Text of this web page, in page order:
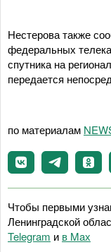
Нестерова также
федеральных
спутника на
передается
по материалам
Чтобы первыми
Ленинградской
Telegram и в Maх